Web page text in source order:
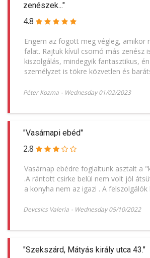
zenészek..."
4.8
Engem az fogott meg végleg, amikor
falat. Rajtuk kívül csomó más zenész
kiszolgálás, mindegyik fantasztikus,
személyzet is tökre közvetlen és
Péter Kozma - Wednesday 01/02/2023
"Vasárnapi ebéd"
2.8
Vasárnap ebédre foglaltunk asztalt a
.A rántott csirke belül nem volt jól
a konyha nem az igazi . A
Devcsics Valeria - Wednesday 05/10/2022
"Szekszárd, Mátyás király utca 43."